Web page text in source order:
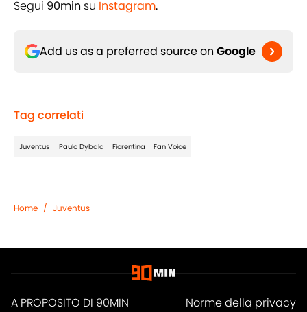
Segui 90min su Instagram.
Add us as a preferred source on Google
Tag correlati
Juventus Paulo Dybala Fiorentina Fan Voice
Home / Juventus
A PROPOSITO DI 90MIN Norme della privacy